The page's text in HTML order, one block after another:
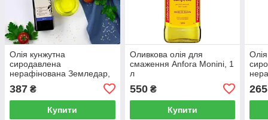
Олія кунжутна
сиродавлена
нерафінована Земледар,
387 ₴
Купити
Оливкова олія для
смаження Anfora Monini, 1
л
550₴
Купити
265